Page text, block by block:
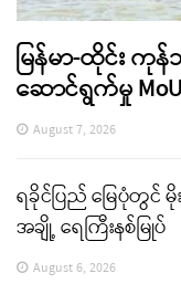
မြန်မာ-ထိုင်း ကုန်
ဆောင်ရွက်မှု
August 7, 2026
ရခိုင်ပြည် မြေပုံတွင်
အချို့ ရေကြီးနစ်မြုပ်
August 6, 2026